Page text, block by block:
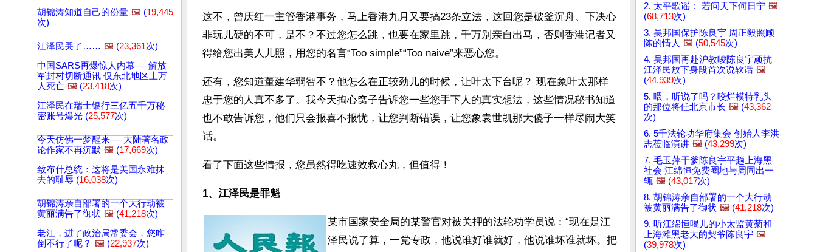
胡锦涛知道自己的份量 🖼️ (19,445
次)
江泽民哭了…… 🖼️ (23,361次)
中国SARS再爆惊人内幕──解放
军封村切断通讯 仅东北地区上万
人死亡 🖼️ (23,418次)
江泽民在瑞士银行三亿五千万秘
密账号爆光 (25,577次)
今天仿佛一梦醒来──大陆著名政
论作家不再沉默 🖼️ (17,669次)
致布什总统：这将是美国永难抹
去的耻辱 (16,038次)
胡锦涛亲自部署的一个大行动被
黄丽满告了御状 🖼️ (41,218次)
老江，进了政治局常委会，您咋
倒不行了呢？ 🖼️ (22,937次)
这不，曾庆红一主管香港事务，马上香港九月又要搞23条立法，这回您是破釜沉舟、下决心
非玩儿硬的不可，是不？不过您怎么跳，也要在家里跳，千万别亲自出马，否则香港记者又
得给您出美人儿照，用您的名言“Too simple”“Too naive”来恶心您。
还有，您知道董建华弱智不？他怎么在正较劲儿的时候，让叶太下台呢？ 现在象叶太那样
忠于您的人真不多了。我今天掏心窝子告诉您一些您手下人的真实想法，这些情况秘书知道
也不敢告诉您，他们只会报喜不报忧，让您判断错误，让您象袁世凯那大傻子一样尽闹大笑
话。
看了下面这些情报，您虽然得吃速效救心丸，但值得！
1、江泽民是罪魁
某市国家安全局的某警官对被关押的法轮功学员说：“现在是江
泽民说了算，一党专政，他说谁好谁就好，他说谁坏谁就坏。把
2. 太平歌谣： 若问天下何日宁 🖼️
(68,713次)
3. 吴邦国保护陈良宇 周正毅照顾
陈的情人 🖼️ (50,545次)
4. 吴邦国再赴沪教唆陈良宇顽抗
江泽民放下身段首次说软话 🖼️
(44,939次)
5. 喂，听说了吗？咬烂模特乳头
的那位将任北京市长 🖼️ (43,362
次)
6. 5千法轮功华府集会 创始人李洪
志莅临演讲 🖼️ (43,299次)
7. 毛玉萍干爹陈良宇平趟上海黑
社会 江绵恒免费圈地与周同出一
辄 🖼️ (43,017次)
8. 胡锦涛亲自部署的一个大行动
被黄丽满告了御状 🖼️ (41,218次)
9. 听江绵恒喝儿的小太监黄菊和
上海滩黑老大的契爷陈良宇 🖼️
(39,978次)